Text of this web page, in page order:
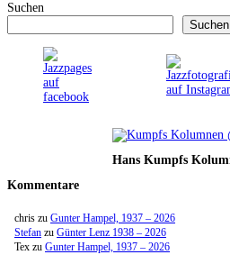
Suchen
Suchen
Hans Kumpfs
Kommentare
chris zu Gunter Hampel, 1937 – 2026
Stefan zu Günter Lenz 1938 – 2026
Tex zu Gunter Hampel, 1937 – 2026